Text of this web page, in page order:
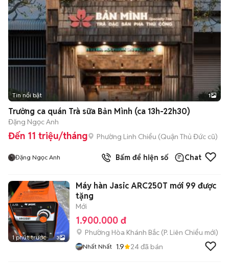
Tin nổi bật 1
Trưởng ca quán Trà sữa Bản Mình (ca 13h-22h30)
Đặng Ngọc Anh
Đến 11 triệu/tháng Phường Linh Chiểu (Quận Thủ Đức cũ)
Đặng Ngọc Anh Bấm để hiện số Chat
1 phút trước 3
Máy hàn Jasic ARC250T mới 99 được
tặng
Mới
1.900.000 đ
Phường Hòa Khánh Bắc (P. Liên Chiểu mới)
Nhất Nhất 1.9 24đã bán